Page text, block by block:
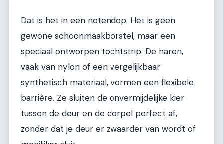
Dat is het in een notendop. Het is geen
gewone schoonmaakborstel, maar een
speciaal ontworpen tochtstrip. De haren,
vaak van nylon of een vergelijkbaar
synthetisch materiaal, vormen een flexibele
barrière. Ze sluiten de onvermijdelijke kier
tussen de deur en de dorpel perfect af,
zonder dat je deur er zwaarder van wordt of